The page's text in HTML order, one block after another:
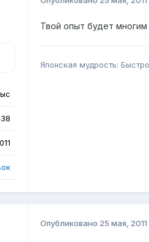
Твой опыт будет
Японская мудрость:
Опубликовано 25 мая, 2011